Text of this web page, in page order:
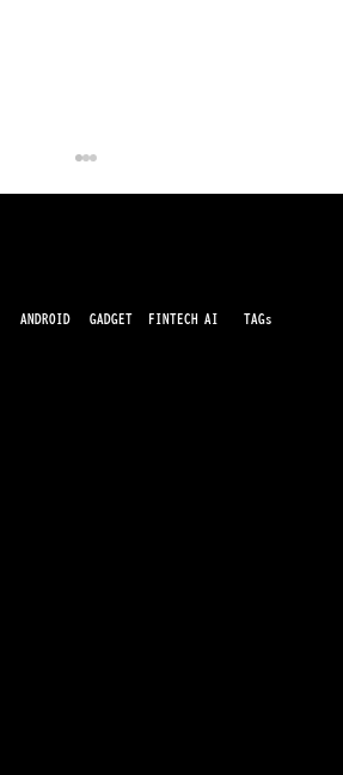
ANDROID GADGET FINTECH AI TAGs